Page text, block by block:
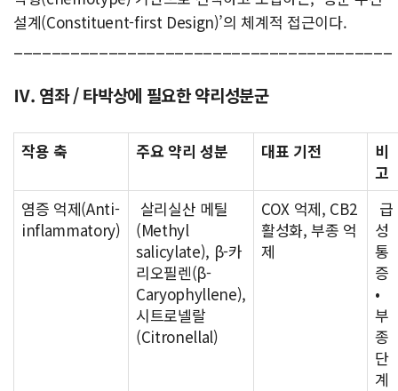
설계(Constituent-first Design)’의 체계적 접근이다.
Ⅳ. 염좌 / 타박상에 필요한 약리성분군
작용 축 주요 약리 성분 대표 기전
비
고
염증 억제(Anti-
inflammatory)
살리실산 메틸
(Methyl
salicylate), β-카
리오필렌(β-
Caryophyllene),
시트로넬랄
(Citronellal)
COX 억제, CB2
활성화, 부종 억
제
급
성
통
증
•
부
종
단
계